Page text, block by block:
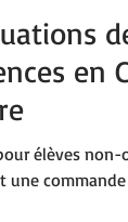
en
élèves non-
une